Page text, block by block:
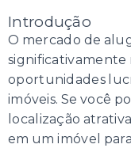
Introdução
O mercado de
significativamente
oportunidades
imóveis. Se você
localização
em um imóvel